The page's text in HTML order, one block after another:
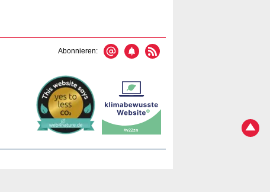
Abonnieren: